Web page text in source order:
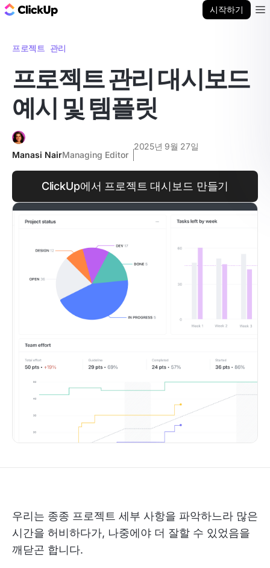
시작하기
프로젝트 관리
프로젝트 관리 대시보드
예시 및 템플릿
Manasi NairManaging Editor
2025년 9월 27일
ClickUp에서 프로젝트 대시보드 만들기
우리는 종종 프로젝트 세부 사항을 파악하느라 많은
시간을 허비하다가, 나중에야 더 잘할 수 있었음을
깨닫곤 합니다.